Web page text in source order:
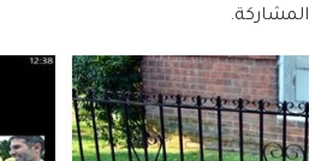
المشاركة.